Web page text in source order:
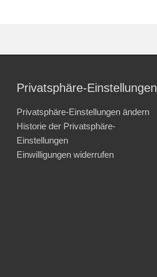
Privatsphäre-Einstellungen
Privatsphäre-Einstellungen ändern
Historie der Privatsphäre-
Einstellungen
Einwilligungen widerrufen